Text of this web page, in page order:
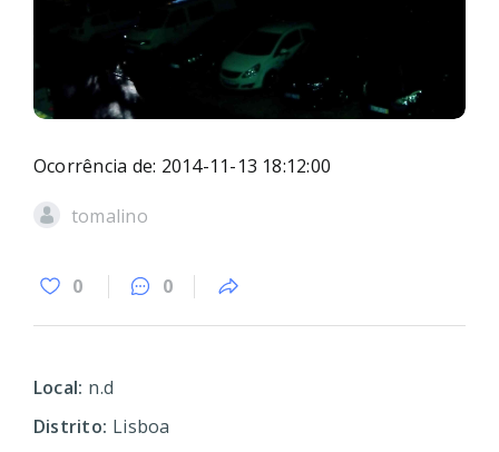
Ocorrência de: 2014-11-13 18:12:00
tomalino
0 0
Local: n.d
Distrito: Lisboa